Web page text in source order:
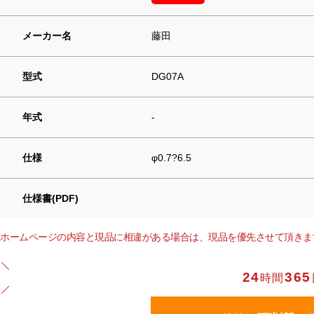
メーカー名 藤田
型式 DG07A
年式 -
仕様 φ0.7?6.5
仕様書(PDF)
ホームページの内容と現品に相違がある場合は、現品を優先させて頂きま
24時間365